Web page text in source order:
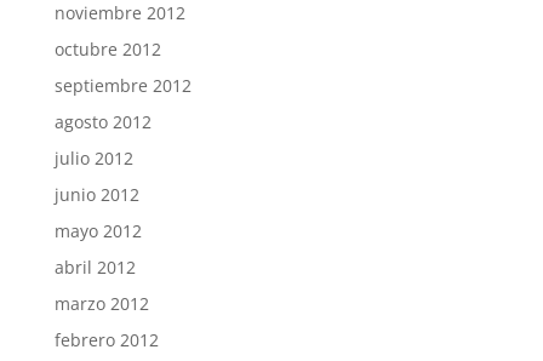
noviembre 2012
octubre 2012
septiembre 2012
agosto 2012
julio 2012
junio 2012
mayo 2012
abril 2012
marzo 2012
febrero 2012